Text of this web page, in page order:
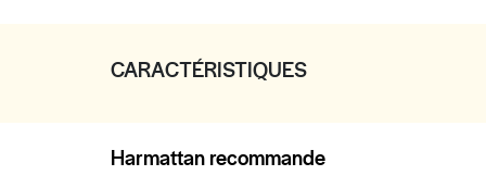
CARACTÉRISTIQUES
Harmattan recommande